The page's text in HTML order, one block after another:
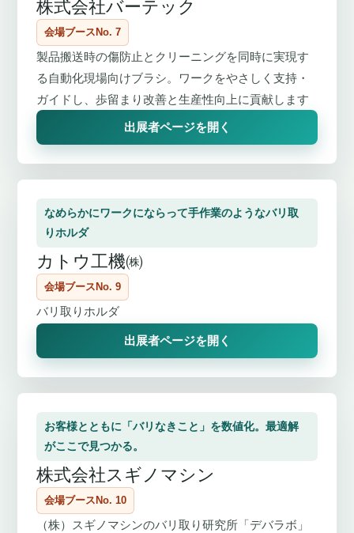
株式会社バーテック
会場ブースNo. 7
製品搬送時の傷防止とクリーニングを同時に実現す
る自動化現場向けブラシ。ワークをやさしく支持・
ガイドし、歩留まり改善と生産性向上に貢献します
出展者ページを開く
なめらかにワークにならって手作業のようなバリ取
りホルダ
カトウ工機㈱
会場ブースNo. 9
バリ取りホルダ
出展者ページを開く
お客様とともに「バリなきこと」を数値化。最適解
がここで見つかる。
株式会社スギノマシン
会場ブースNo. 10
（株）スギノマシンのバリ取り研究所「デバラボ」